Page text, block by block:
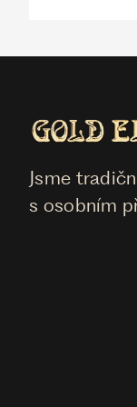
Jsme
s osobním